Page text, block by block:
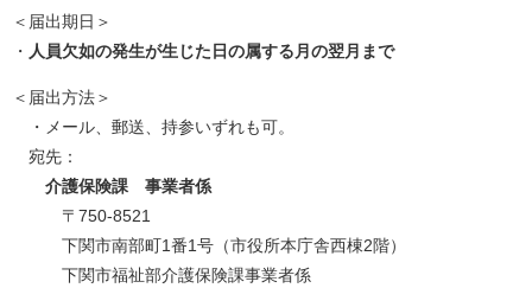
＜届出期日＞
・ 人員欠如の発生が生じた日の属する月の翌月まで
​＜届出方法＞
・メール、郵送、持参いずれも可。
​​ 宛先：
介護保険課 事業者係
〒750-8521
下関市南部町1番1号（市役所本庁舎西棟2階）​
下関市福祉部介護保険課事業者係